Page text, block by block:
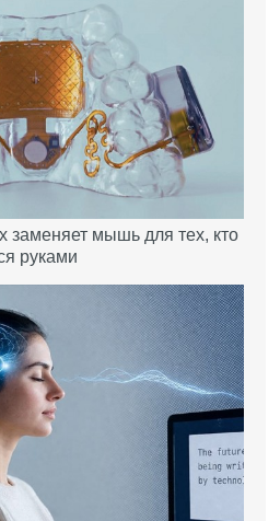
заменяет мышь для тех, кто
руками